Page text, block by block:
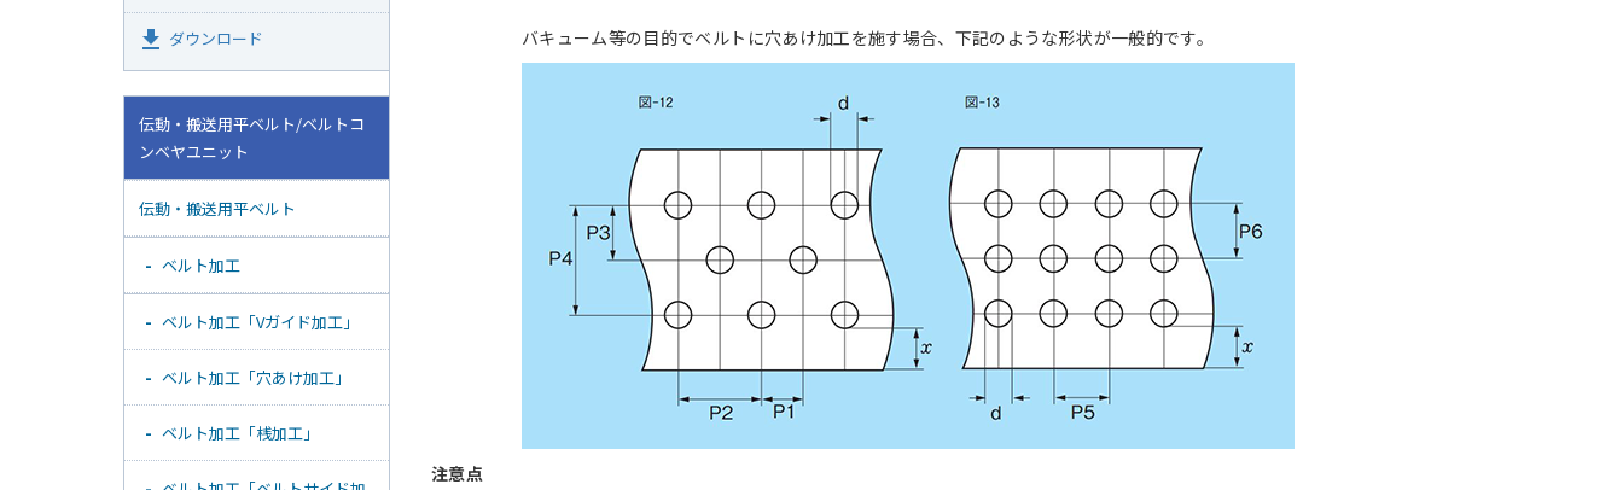
get_app ダウンロード
伝動・搬送用平ベルト/ベルトコ
ンベヤユニット
伝動・搬送用平ベルト
ベルト加工
ベルト加工「Vガイド加工」
ベルト加工「穴あけ加工」
ベルト加工「桟加工」
バキューム等の目的でベルトに穴あけ加工を施す場合、下記のような形状が一般的です。
注意点